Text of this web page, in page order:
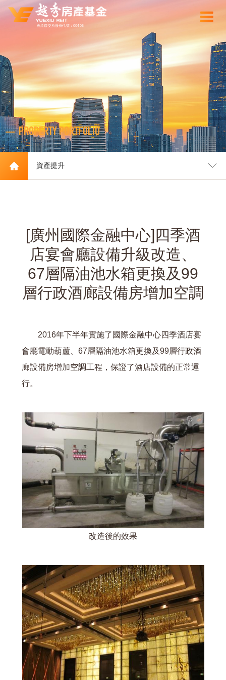
香港聯交所股份代號：00405
PROPERTY PORTFOLIO
資產提升
[廣州國際金融中心]四季酒
店宴會廳設備升級改造、
67層隔油池水箱更換及99
層行政酒廊設備房增加空調
2016年下半年實施了國際金融中心四季酒店宴
會廳電動葫蘆、67層隔油池水箱更換及99層行政酒
廊設備房增加空調工程，保證了酒店設備的正常運
行。
改造後的效果